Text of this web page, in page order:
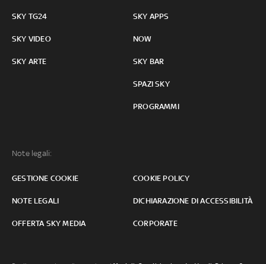
SKY TG24
SKY VIDEO
SKY ARTE
SKY APPS
NOW
SKY BAR
SPAZI SKY
PROGRAMMI
Note legali:
GESTIONE COOKIE COOKIE POLICY
NOTE LEGALI DICHIARAZIONE DI ACCESSIBILITÀ
OFFERTA SKY MEDIA CORPORATE